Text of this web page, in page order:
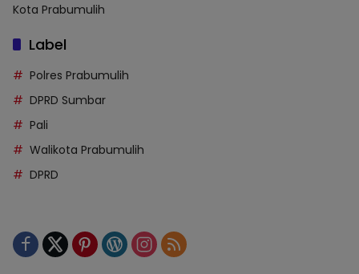
Kota Prabumulih
Label
Polres Prabumulih
DPRD Sumbar
Pali
Walikota Prabumulih
DPRD